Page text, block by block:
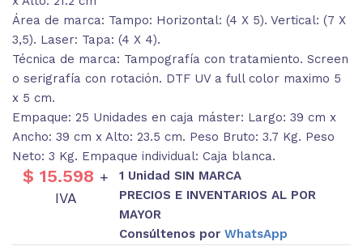
Área de marca: Tampo: Horizontal: (4 X 5). Vertical: (7 X
3,5). Laser: Tapa: (4 X 4).
Técnica de marca: Tampografía con tratamiento. Screen
o serigrafía con rotación. DTF UV a full color maximo 5
x 5 cm.
Empaque: 25 Unidades en caja máster: Largo: 39 cm x
Ancho: 39 cm x Alto: 23.5 cm. Peso Bruto: 3.7 Kg. Peso
Neto: 3 Kg. Empaque individual: Caja blanca.
$ 15.598 +
IVA
1 Unidad SIN MARCA
PRECIOS E INVENTARIOS AL POR
MAYOR
Consúltenos porWhatsApp